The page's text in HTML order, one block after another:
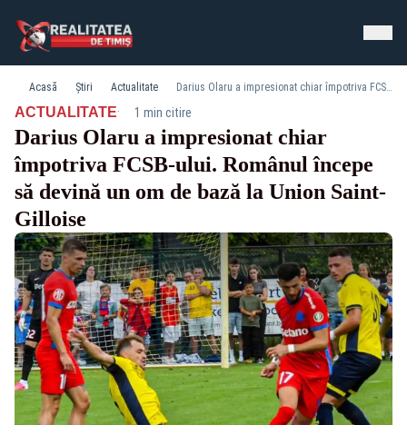
Acasă Știri Actualitate Darius Olaru a impresionat chiar împotriva FCSB-ului. Românul începe să devină un om de bază la Union Saint-Gilloise
ACTUALITATE· 1 min citire
Darius Olaru a impresionat chiar
împotriva FCSB-ului. Românul începe
să devină un om de bază la Union Saint-
Gilloise